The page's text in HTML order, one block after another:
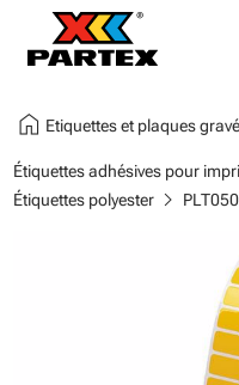
home Etiquettes et plaques
Étiquettes adhésives pour
Étiquettes polyesterchevron_right